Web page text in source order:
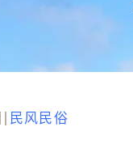
民风民俗